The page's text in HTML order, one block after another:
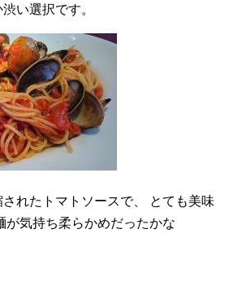
い選択です。
れたトマトソースで、
とても美味
が気持ち柔らかめだったかな